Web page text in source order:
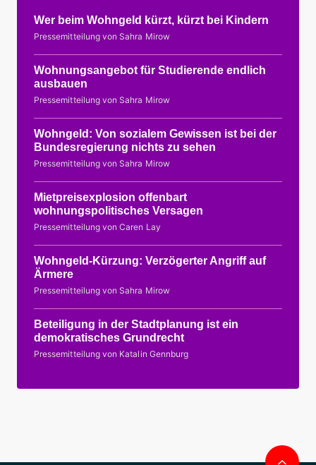
Wer beim Wohngeld kürzt, kürzt bei Kindern
Pressemitteilung von Sahra Mirow
Wohnungsangebot für Studierende endlich
ausbauen
Pressemitteilung von Sahra Mirow
Wohngeld: Von sozialem Gewissen ist bei der
Bundesregierung nichts zu sehen
Pressemitteilung von Sahra Mirow
Mietpreisexplosion offenbart
wohnungspolitisches Versagen
Pressemitteilung von Caren Lay
Wohngeld-Kürzung: Verzögerter Angriff auf
Ärmere
Pressemitteilung von Sahra Mirow
Beteiligung in der Stadtplanung ist ein
demokratisches Grundrecht
Pressemitteilung von Katalin Gennburg